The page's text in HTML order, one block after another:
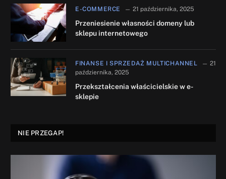
E-COMMERCE 21 października, 2025
Przeniesienie własności domeny lub
sklepu internetowego
FINANSE I SPRZEDAŻ MULTICHANNEL
21
października, 2025
Przekształcenia właścicielskie w e-
sklepie
NIE PRZEGAP!